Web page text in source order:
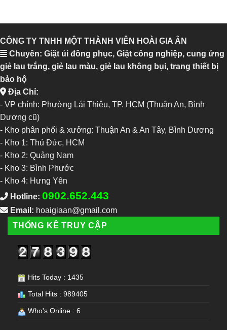
CÔNG TY TNHH MỘT THÀNH VIÊN HOÀI GIA ÂN
Chuyên: Giặt ủi đồng phục, Giặt công nghiệp, cung ứng
giẻ lau trắng, giẻ lau màu, giẻ lau không bụi, trang thiết bị
bảo hộ
Địa Chỉ:
- VP chính: Phường Lái Thiêu, TP. HCM (Thuận An, Bình
Dương cũ)
- Kho phân phối & xưởng: Thuận An & An Tây, Bình Dương
- Kho 1: Thủ Đức, HCM
- Kho 2: Quảng Nam
- Kho 3: Bình Phước
- Kho 4: Hưng Yên
Hotline: 0902.652.443
Email: hoaigiaan@gmail.com
THỐNG KÊ TRUY CẬP
Hits Today : 1435
Total Hits : 989405
Who's Online : 6